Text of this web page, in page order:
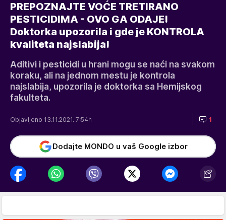
PREPOZNAJTE VOĆE TRETIRANO
PESTICIDIMA - OVO GA ODAJE!
Doktorka upozorila i gde je KONTROLA
kvaliteta najslabija!
Aditivi i pesticidi u hrani mogu se naći na svakom
koraku, ali na jednom mestu je kontrola
najslabija, upozorila je doktorka sa Hemijskog
fakulteta.
Objavljeno 13.11.2021. 7:54h 1
Dodajte MONDO u vaš Google izbor